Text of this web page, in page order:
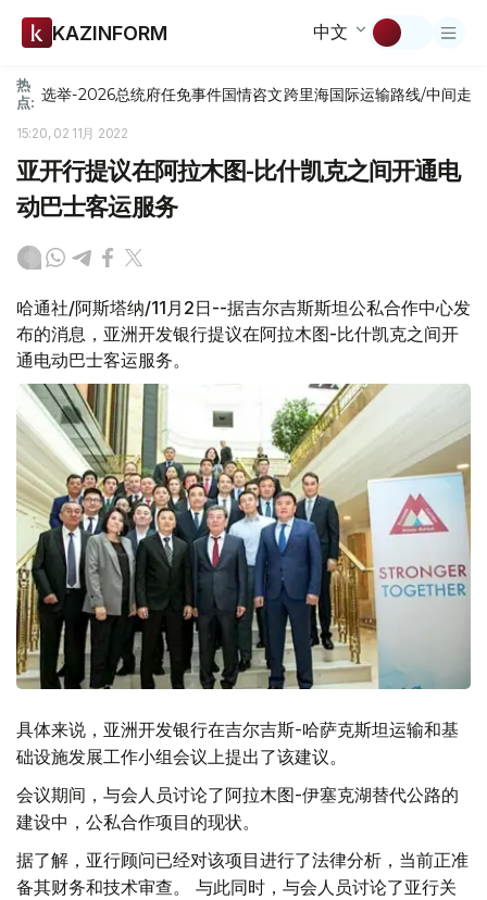
KAZINFORM 中文
热
点: 选举-2026总统府任免事件国情咨文跨里海国际运输路线/中间走廊
15:20, 02 11月 2022
亚开行提议在阿拉木图-比什凯克之间开通电
动巴士客运服务
哈通社/阿斯塔纳/11月2日--据吉尔吉斯斯坦公私合作中心发
布的消息，亚洲开发银行提议在阿拉木图-比什凯克之间开
通电动巴士客运服务。
具体来说，亚洲开发银行在吉尔吉斯-哈萨克斯坦运输和基
础设施发展工作小组会议上提出了该建议。
会议期间，与会人员讨论了阿拉木图-伊塞克湖替代公路的
建设中，公私合作项目的现状。
据了解，亚行顾问已经对该项目进行了法律分析，当前正准
备其财务和技术审查。 与此同时，与会人员讨论了亚行关